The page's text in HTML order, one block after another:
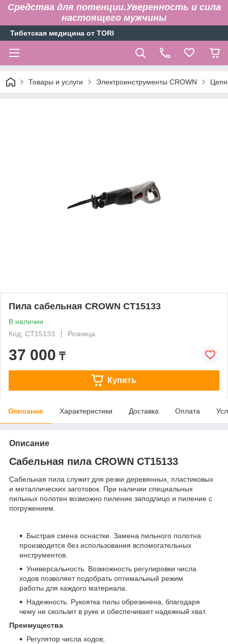
Средства для потенции.Уверенность и сила
настоящего мужчины
Тибетская медицина от TORI
Товары и услуги Электроинструменты CROWN
Пила сабельная CROWN CT15133
В наличии
Код: CT15133
Розница
37 000 ₸
Купить
Описание Характеристики Доставка Оплата
Описание
Сабельная пила CROWN CT15133
Сабельная пила cлужит для резки деревянных, пластиковых
и металлических заготовок. При наличии специальных
пильных полотен возможно пиление заподлицо и пиление с
погружением.
Быстрая смена оснастки. Замена пильного полотна
производится без использования вспомогательных
инструментов.
Универсальность. Возможность регулировки числа
ходов позволяет подобрать оптимальный режим
работы для каждого материала.
Надежность. Рукоятка пилы обрезинена, благодаря
чему не скользит в руке и обеспечивает надежный хват.
Преимущества
Регулятор числа ходов;